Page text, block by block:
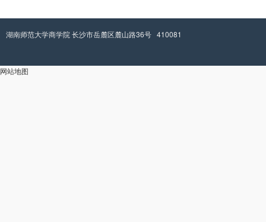
湖南师范大学商学院 长沙市岳麓区麓山路36号 410081
网站地图